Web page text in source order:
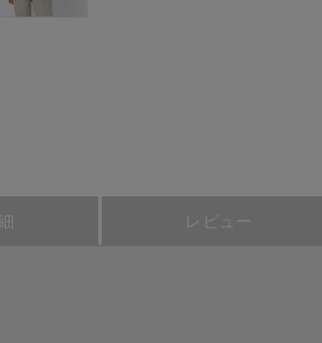
レビュー